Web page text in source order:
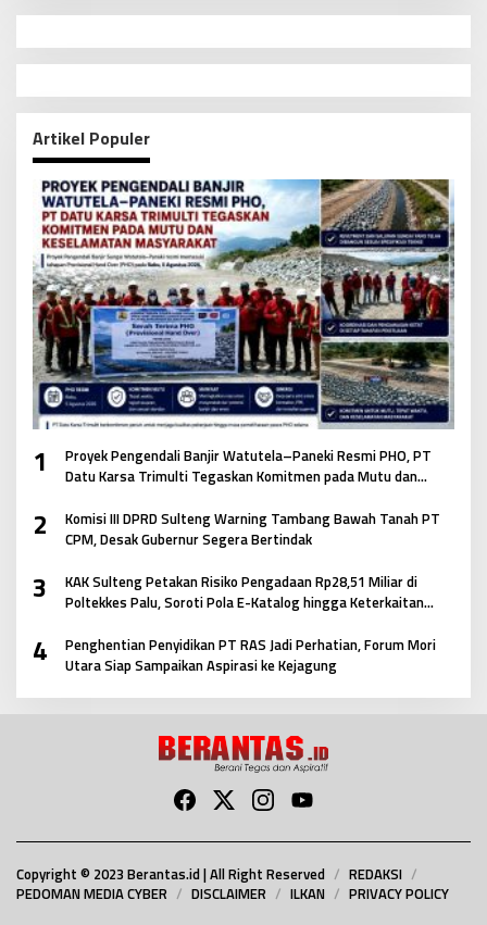
Artikel Populer
1
Proyek Pengendali Banjir Watutela–Paneki Resmi PHO, PT
Datu Karsa Trimulti Tegaskan Komitmen pada Mutu dan
2
Komisi III DPRD Sulteng Warning Tambang Bawah Tanah PT
CPM, Desak Gubernur Segera Bertindak
3
KAK Sulteng Petakan Risiko Pengadaan Rp28,51 Miliar di
Poltekkes Palu, Soroti Pola E-Katalog hingga Keterkaitan
4
Penghentian Penyidikan PT RAS Jadi Perhatian, Forum Mori
Utara Siap Sampaikan Aspirasi ke Kejagung
Copyright © 2023 Berantas.id | All Right Reserved
REDAKSI
PEDOMAN MEDIA CYBER
DISCLAIMER ILKAN PRIVACY POLICY